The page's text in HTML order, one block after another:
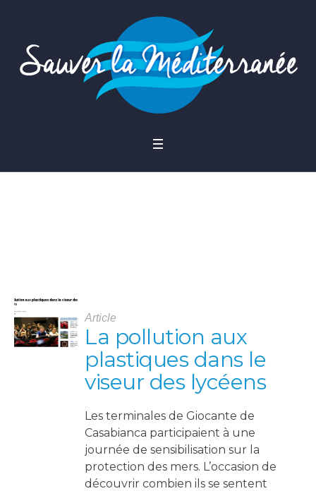
Article
La pollution aux
plastiques dans le
viseur des lycéens
Les terminales de Giocante de
Casabianca participaient à une
journée de sensibilisation sur la
protection des mers. L’occasion de
découvrir combien ils se sentent